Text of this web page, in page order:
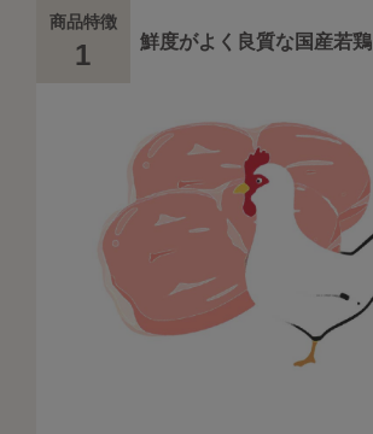
商品特徴
1 鮮度がよく良質な国産若鶏